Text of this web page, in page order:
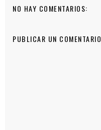
NO HAY COMENTARIOS:
PUBLICAR UN COMENTARIO